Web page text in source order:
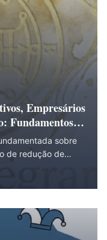
Empresários
Fundamentos
sobre
de redução de
(2) Como a
o alcance e
o papel